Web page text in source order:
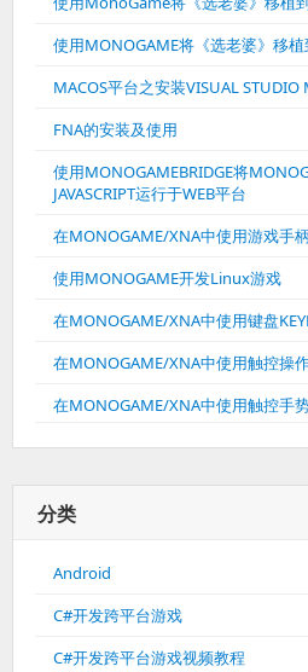
使用MONOGAME将《选老婆》移
MACOS平台之安装VISUAL STUDIO
FNA的安装及使用
使用MONOGAMEBRIDGE将
JAVASCRIPT运行于WEB平台
在MONOGAME/XNA中使用游戏手
使用MONOGAME开发Linux游戏
在MONOGAME/XNA中使用键盘
在MONOGAME/XNA中使用触控操
在MONOGAME/XNA中使用触控手
分类
Android
C#开发跨平台游戏
C#开发跨平台游戏视频教程